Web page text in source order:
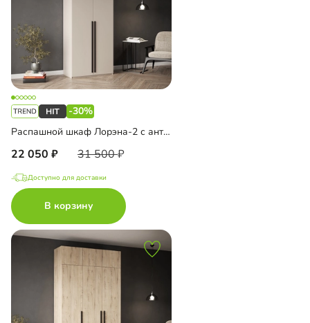
-30%
Распашной шкаф Лорэна-2 с антресолью
22 050 31 500
Доступно для доставки
В корзину